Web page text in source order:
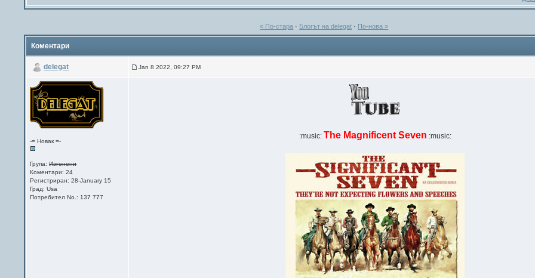
« По-стара · Блогът на delegat · По-нова »
Коментари
delegat Jan 8 2022, 09:27 PM
-= Новак =-
Група:Изгонени
Коментари: 24
Регистриран: 28-January 15
Град: Usa
Потребител No.: 137 777
:music: The Magnificent Seven :music: